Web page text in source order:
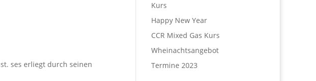
ses erliegt durch seinen
Kurs
Happy New Year
CCR Mixed Gas Kurs
Wheinachtsangebot
Termine 2023